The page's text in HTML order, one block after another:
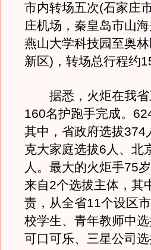
市内转场五次(石家庄
庄机场，秦皇岛市山
燕山大学科技园至奥
新区)，转场总行程约
据悉，火炬在我省
160名护跑手完成。
其中，省政府选拔374
克大家庭选拔6人、北
人。最大的火炬手75
来自2个选拔主体，其
责，从全省11个设区
校学生、青年教师中
可口可乐、三星公司选